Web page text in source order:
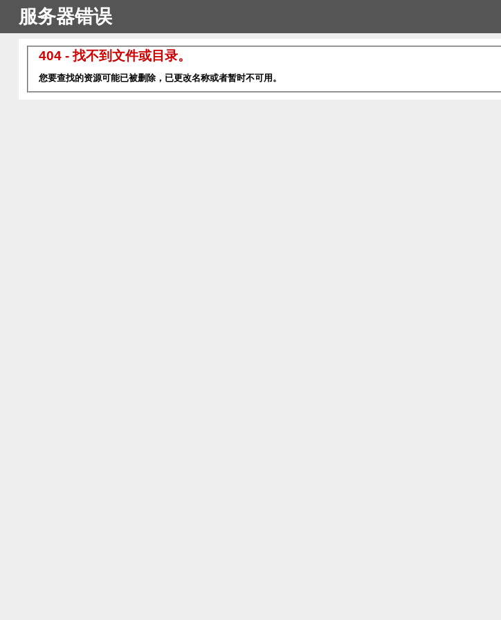
服务器错误
404 - 找不到文件或目录。
您要查找的资源可能已被删除，已更改名称或者暂时不可用。